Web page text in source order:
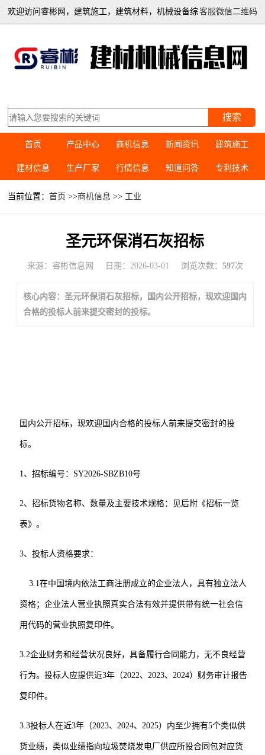
客服微信二维码
欢迎访问睿彬网，建筑施工，建筑材料，机械设备综
搜索
首页 产品中心 商机信息 新闻资讯 建筑施工
建材信息 生产厂家 行情信息 知道问答 专利技术
当前位置：首页 >>商机信息 >> 工业
圣元环保消石灰招标
来源：睿彬信息网 日期：2026-03-01 浏览次数： 597次
核心内容：圣元环保消石灰招标，国内公开招标，现欢迎国内
合格的投标人前来提交密封的投标。
国内公开招标，现欢迎国内合格的投标人前来提交密封的投
标。
1、招标编号： SY2026-SBZB10号
2、招标货物名称、数量及主要技术规格：见后附《招标一览
表》。
3、投标人资格要求：
3.1在中国境内依法工商注册成立的企业法人，具有独立法人
资格；企业法人营业执照真实合法有效并提供带有统一社会信
用代码的营业执照复印件。
3.2企业财务和经营状况良好，具备履行合同能力，无不良经营
行为。投标人应提供近3年（2022、2023、2024）财务审计报告
复印件。
3.3投标人在近3年（2023、2024、2025）内至少拥有5个类似供
货业绩，类似业绩指向垃圾焚烧发电厂供应所投合同包对应货